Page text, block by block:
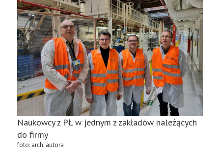
Naukowcy z PŁ w jednym z zakładów należących
do firmy
foto: arch. autora